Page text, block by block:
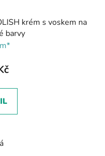
krém s voskem na
barvy